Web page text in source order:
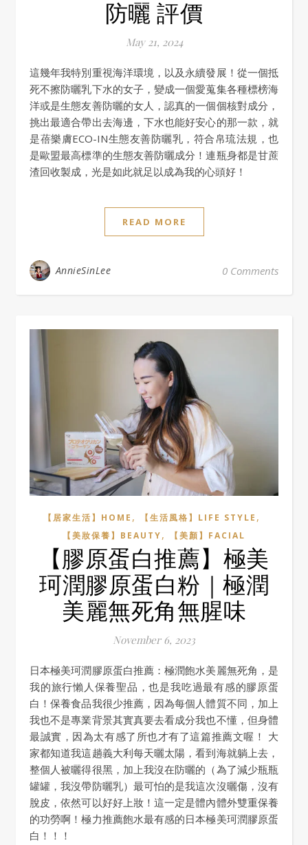
防曬 評價
May 21, 2024
這幾年我特別重視海洋環境，以及永續發展！從一個抵
死不擦防曬乳下水的女子，變成一個愛蒐集各種標榜海
洋或是生態友善防曬的女人，認真的一個個核對成分，
挑出最適合帶出去海邊，下水也能好安心的那一款，就
是蓓樂膚ECO-IN生態友善防曬乳，符合帛琉法規，也
是歐盟最高標準的生態友善防曬成分！連瓶身都是甘蔗
渣回收製成，光是如此就足以成為我的心頭好！
READ MORE
AnnieSinLee 0 Comments
【居家生活】HOME , 【生活風格】LIFE STYLE ,
【美妝保養】BEAUTY, 【美顏】FACIAL
【膠原蛋白推薦】極美
珂潤膠原蛋白粉｜極潤
美麗無死角無腥味
November 6, 2023
日本極美珂潤膠原蛋白推薦：極潤飽水美麗無死角，是
我的旅行懶人保養聖品，也是我吃過最有感的膠原蛋
白！保養食品我很少推薦，因為每個人體質不同，加上
我也不是專業背景其實真要去看成分我也不懂，但身體
最誠實，因為太有感了所也才有了這篇推薦文喔！ 大
家都知道我這趟義大利每天曬太陽，看到海就躺上去，
整個人被曬得很黑，加上我沒在防曬的（為了減少瓶瓶
罐罐，我沒帶防曬乳）最可怕的是我這次沒曬傷，沒有
脫皮，依然可以好好上妝！這一定是體內體外雙重保養
的功勞啊！極力推薦飽水最有感的日本極美珂潤膠原蛋
白！！！